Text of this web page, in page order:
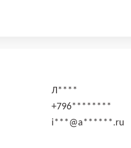
Л****
+796********
i***@a******.ru